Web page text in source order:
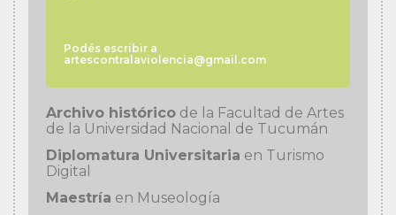
Podés escribir a
artescontralaviolencia@gmail.com
Archivo histórico de la Facultad de Artes
de la Universidad Nacional de Tucumán
Diplomatura Universitaria en Turismo
Digital
Maestría en Museología